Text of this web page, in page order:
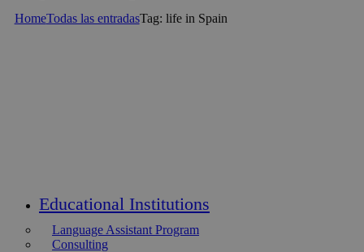
HomeTodas las entradasTag: life in Spain
Educational Institutions
Language Assistant Program
Consulting